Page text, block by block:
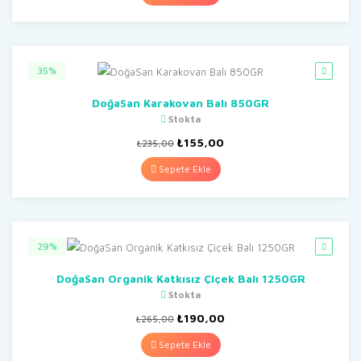
35%
DoğaSan Karakovan Balı 850GR
Stokta
₺235,00 Orijinal
fiyat:
₺235,00.
₺155,00
Sepete Ekle
29%
DoğaSan Organik Katkısız Çiçek Balı 1250GR
Stokta
₺265,00 Orijinal
fiyat:
₺265,00.
₺190,00
Sepete Ekle